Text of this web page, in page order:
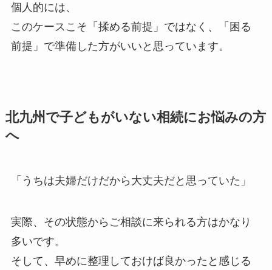
個人的には、
このケースこそ「揉める前提」ではなく、「困る
前提」で準備した方がいいと思っています。
北九州で子どもがいない相続にお悩みの方
へ
「うちは夫婦だけだから大丈夫だと思っていた」
実際、その状態からご相談に来られる方はかなり
多いです。
そして、早めに整理しておけば良かったと感じる